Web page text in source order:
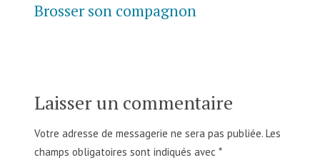
Brosser son compagnon
Laisser un commentaire
Votre adresse de messagerie ne sera pas publiée. Les
champs obligatoires sont indiqués avec *